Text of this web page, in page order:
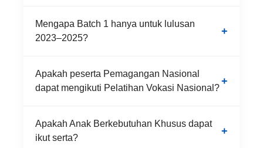
Mengapa Batch 1 hanya untuk lulusan
2023–2025?
Apakah peserta Pemagangan Nasional
dapat mengikuti Pelatihan Vokasi Nasional?
Apakah Anak Berkebutuhan Khusus dapat
ikut serta?